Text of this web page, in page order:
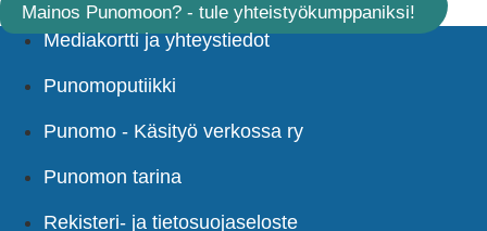
Mainos Punomoon? - tule yhteistyökumppaniksi!
Mediakortti ja yhteystiedot
Punomoputiikki
Punomo - Käsityö verkossa ry
Punomon tarina
Rekisteri- ja tietosuojaseloste